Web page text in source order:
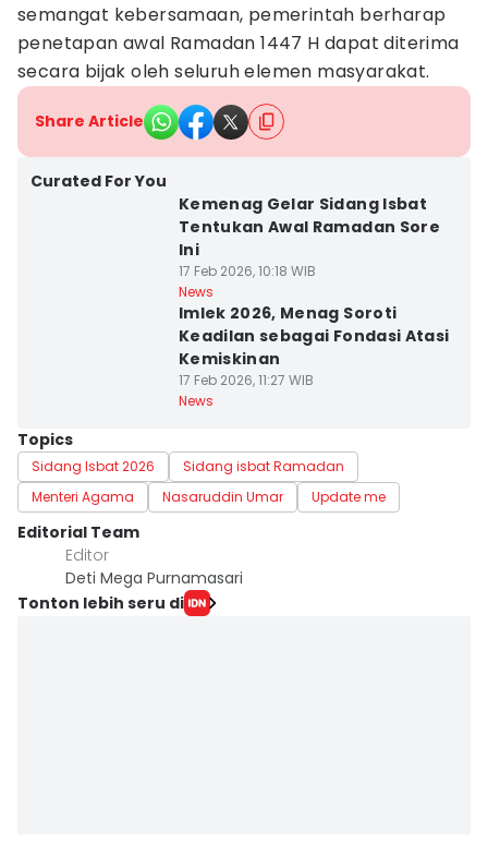
semangat kebersamaan, pemerintah berharap
penetapan awal Ramadan 1447 H dapat diterima
secara bijak oleh seluruh elemen masyarakat.
Share Article
Curated For You
Kemenag Gelar Sidang Isbat
Tentukan Awal Ramadan Sore
Ini
17 Feb 2026, 10:18 WIB
News
Imlek 2026, Menag Soroti
Keadilan sebagai Fondasi Atasi
Kemiskinan
17 Feb 2026, 11:27 WIB
News
Topics
Sidang Isbat 2026
Sidang isbat Ramadan
Menteri Agama
Nasaruddin Umar Update me
Editorial Team
Editor
Deti Mega Purnamasari
Tonton lebih seru di